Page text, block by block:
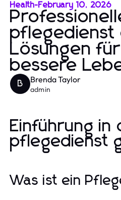
Health-February 10, 2026
pflegedienst
Lösungen
bessere
B Brenda Taylor
admin
Einführung in
pflegedienst
Was ist ein